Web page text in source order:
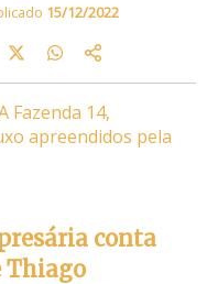
15/12/2022
Fazenda 14,
apreendidos pela
conta
Thiago